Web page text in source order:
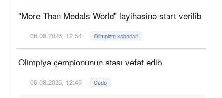
"More Than Medals World" layihəsinə start verilib
06.08.2026, 12:54 Olimpizm xəbərləri
Olimpiya çempionunun atası vəfat edib
06.08.2026, 12:46 Cüdo